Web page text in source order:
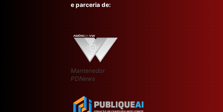
e parceria de:
Mantenedor
PDNews